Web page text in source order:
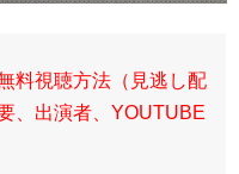
料視聴方法（見逃し配
、出演者、YOUTUBE